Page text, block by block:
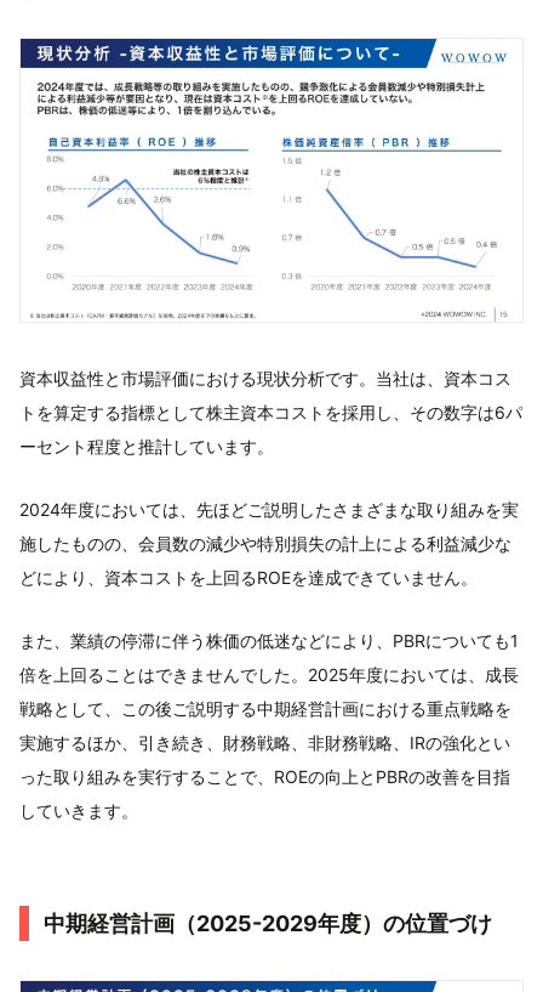
資本収益性と市場評価における現状分析です。当社は、資本コス
トを算定する指標として株主資本コストを採用し、その数字は6パ
ーセント程度と推計しています。
2024年度においては、先ほどご説明したさまざまな取り組みを実
施したものの、会員数の減少や特別損失の計上による利益減少な
どにより、資本コストを上回るROEを達成できていません。
また、業績の停滞に伴う株価の低迷などにより、PBRについても1
倍を上回ることはできませんでした。2025年度においては、成長
戦略として、この後ご説明する中期経営計画における重点戦略を
実施するほか、引き続き、財務戦略、非財務戦略、IRの強化とい
った取り組みを実行することで、ROEの向上とPBRの改善を目指
していきます。
中期経営計画（2025-2029年度）の位置づけ